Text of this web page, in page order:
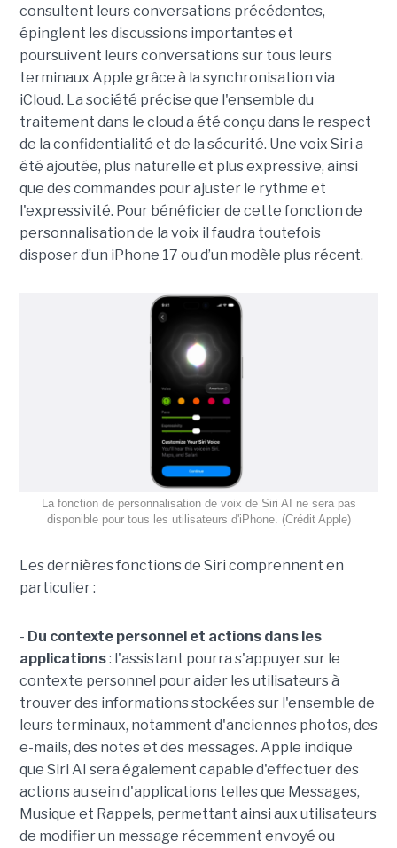
consultent leurs conversations précédentes,
épinglent les discussions importantes et
poursuivent leurs conversations sur tous leurs
terminaux Apple grâce à la synchronisation via
iCloud. La société précise que l'ensemble du
traitement dans le cloud a été conçu dans le respect
de la confidentialité et de la sécurité. Une voix Siri a
été ajoutée, plus naturelle et plus expressive, ainsi
que des commandes pour ajuster le rythme et
l'expressivité. Pour bénéficier de cette fonction de
personnalisation de la voix il faudra toutefois
disposer d’un iPhone 17 ou d’un modèle plus récent.
La fonction de personnalisation de voix de Siri AI ne sera pas
disponible pour tous les utilisateurs d'iPhone. (Crédit Apple)
Les dernières fonctions de Siri comprennent en
particulier :
- Du contexte personnel et actions dans les
applications: l'assistant pourra s'appuyer sur le
contexte personnel pour aider les utilisateurs à
trouver des informations stockées sur l'ensemble de
leurs terminaux, notamment d'anciennes photos, des
e-mails, des notes et des messages. Apple indique
que Siri AI sera également capable d'effectuer des
actions au sein d'applications telles que Messages,
Musique et Rappels, permettant ainsi aux utilisateurs
de modifier un message récemment envoyé ou